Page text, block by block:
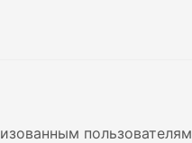
пользователям